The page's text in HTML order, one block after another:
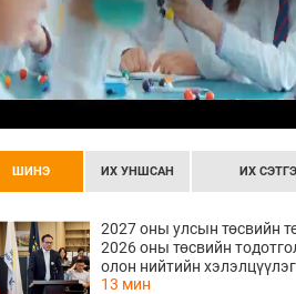
ШИНЭ ИХ УНШСАН ИХ
2027 оны улсын төсвийн
2026 оны төсвийн
олон нийтийн
13 мин